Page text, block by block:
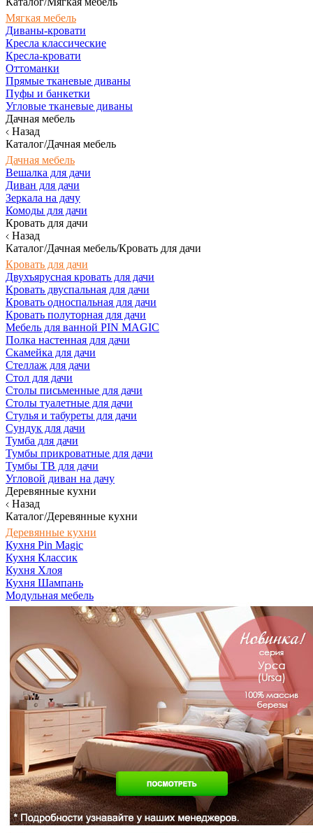
Мягкая мебель
Диваны-кровати
Кресла классические
Кресла-кровати
Оттоманки
Прямые тканевые диваны
Пуфы и банкетки
Угловые тканевые диваны
Дачная мебель
Назад
Каталог/Дачная мебель
Дачная мебель
Вешалка для дачи
Диван для дачи
Зеркала на дачу
Комоды для дачи
Кровать для дачи
Назад
Каталог/Дачная мебель/Кровать для дачи
Кровать для дачи
Двухъярусная кровать для дачи
Кровать двуспальная для дачи
Кровать односпальная для дачи
Кровать полуторная для дачи
Мебель для ванной PIN MAGIC
Полка настенная для дачи
Скамейка для дачи
Стеллаж для дачи
Стол для дачи
Столы письменные для дачи
Столы туалетные для дачи
Стулья и табуреты для дачи
Сундук для дачи
Тумба для дачи
Тумбы прикроватные для дачи
Тумбы ТВ для дачи
Угловой диван на дачу
Деревянные кухни
Назад
Каталог/Деревянные кухни
Деревянные кухни
Кухня Pin Magic
Кухня Классик
Кухня Хлоя
Кухня Шампань
Модульная мебель